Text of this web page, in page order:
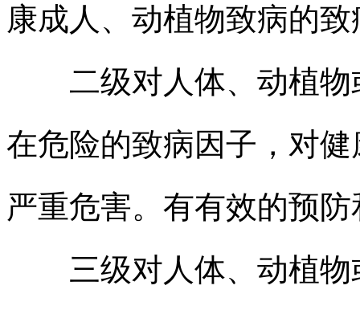
康成人、动植物致病的
二级对人体、动植物
在危险的致病因子，对
严重危害。有有效的预
三级对人体、动植物